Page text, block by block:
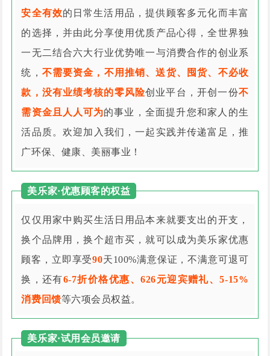
安全有效的日常生活用品，提供顾客多元化而丰富
的选择，并由此分享使用优质产品心得，全世界独
一无二结合六大行业优势唯一与消费合作的创业系
统， 不需要资金，不用推销、送货、囤货、不必收
款，没有业绩考核的零风险创业平台，开创一份不
需资金且人人可为的事业，全面提升您和家人的生
活品质。欢迎加入我们，一起实践并传递富足，推
广环保、健康、美丽事业！
美乐家·优惠顾客的权益
仅仅用家中购买生活日用品本来就要支出的开支，
换个品牌用，换个超市买，就可以成为美乐家优惠
顾客，立即享受90天100%满意保证，不满意可退可
换，还有6-7折价格优惠、626元迎宾赠礼、5-15%
消费回馈等六项会员权益。
美乐家·试用会员邀请